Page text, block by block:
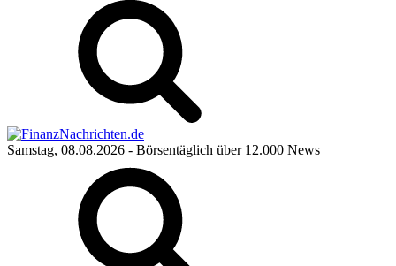
Samstag, 08.08.2026 - Börsentäglich über 12.000 News